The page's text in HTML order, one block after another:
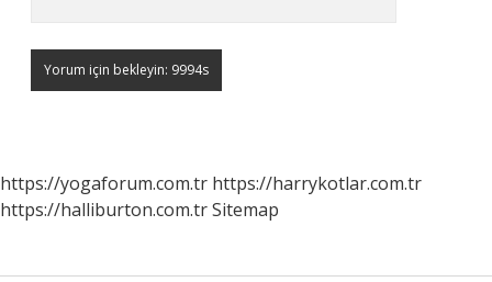
https://yogaforum.com.tr https://harrykotlar.com.tr
https://halliburton.com.trSitemap